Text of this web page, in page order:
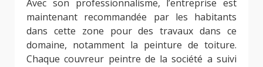
Avec son professionnalisme, l’entreprise est
maintenant recommandée par les habitants
dans cette zone pour des travaux dans ce
domaine, notamment la peinture de toiture.
Chaque couvreur peintre de la société a suivi